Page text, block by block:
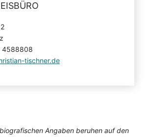
4588808
tischner.de
Angaben beruhen auf den